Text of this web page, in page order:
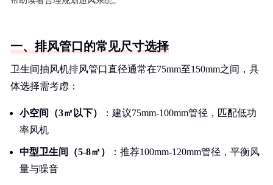
一、排风管口的常见尺寸选择
卫生间抽风机排风管口直径通常在75mm至150mm之间，具
体选择需考虑：
小空间（3㎡以下）
：建议75mm-100mm管径，匹配低功
率风机
中型卫生间（5-8㎡）
：推荐100mm-120mm管径，平衡风
量与噪音